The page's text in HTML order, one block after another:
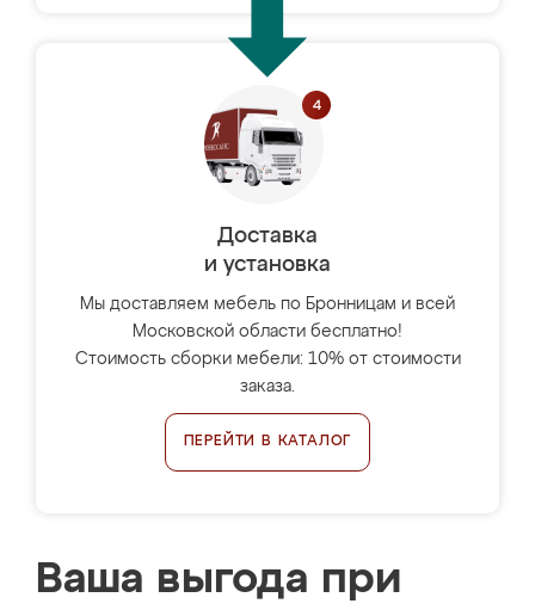
Доставка
и установка
Мы доставляем мебель по Бронницам и всей
Московской области бесплатно!
Стоимость сборки мебели: 10% от стоимости
заказа.
ПЕРЕЙТИ В КАТАЛОГ
Ваша выгода при